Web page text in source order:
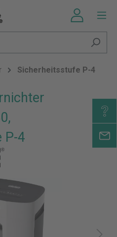
Sicherheitsstufe P-4
P-4